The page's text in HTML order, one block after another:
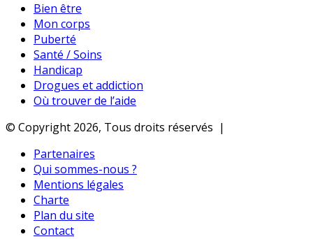
Bien être
Mon corps
Puberté
Santé / Soins
Handicap
Drogues et addiction
Où trouver de l’aide
© Copyright 2026, Tous droits réservés |
Partenaires
Qui sommes-nous ?
Mentions légales
Charte
Plan du site
Contact